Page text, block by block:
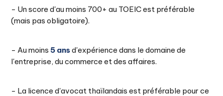
- Un score d'au moins 700+ au TOEIC est préférable
(mais pas obligatoire).
- Au moins 5 ansd'expérience dans le domaine de
l'entreprise, du commerce et des affaires.
- La licence d'avocat thaïlandais est préférable pour ce